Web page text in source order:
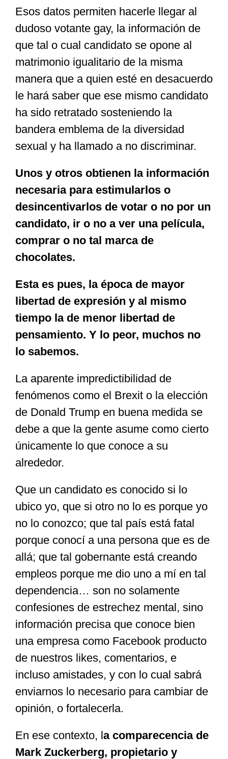
Esos datos permiten hacerle llegar al
dudoso votante gay, la información de
que tal o cual candidato se opone al
matrimonio igualitario de la misma
manera que a quien esté en desacuerdo
le hará saber que ese mismo candidato
ha sido retratado sosteniendo la
bandera emblema de la diversidad
sexual y ha llamado a no discriminar.
Unos y otros obtienen la información
necesaria para estimularlos o
desincentivarlos de votar o no por un
candidato, ir o no a ver una película,
comprar o no tal marca de
chocolates.
Esta es pues, la época de mayor
libertad de expresión y al mismo
tiempo la de menor libertad de
pensamiento. Y lo peor, muchos no
lo sabemos.
La aparente impredictibilidad de
fenómenos como el Brexit o la elección
de Donald Trump en buena medida se
debe a que la gente asume como cierto
únicamente lo que conoce a su
alrededor.
Que un candidato es conocido si lo
ubico yo, que si otro no lo es porque yo
no lo conozco; que tal país está fatal
porque conocí a una persona que es de
allá; que tal gobernante está creando
empleos porque me dio uno a mí en tal
dependencia… son no solamente
confesiones de estrechez mental, sino
información precisa que conoce bien
una empresa como Facebook producto
de nuestros likes, comentarios, e
incluso amistades, y con lo cual sabrá
enviarnos lo necesario para cambiar de
opinión, o fortalecerla.
En ese contexto, la comparecencia de
Mark Zuckerberg, propietario y